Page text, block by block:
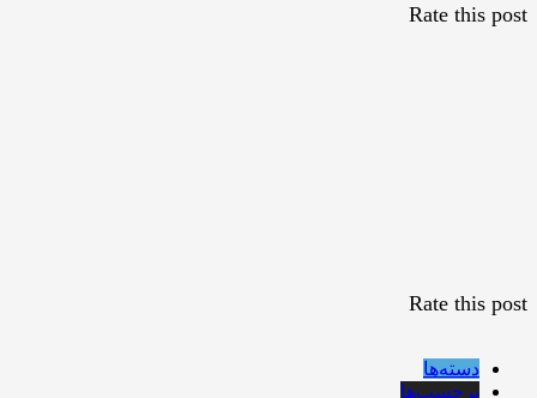
Rate this post
Rate this post
دسته‌ها
برچسب‌ها